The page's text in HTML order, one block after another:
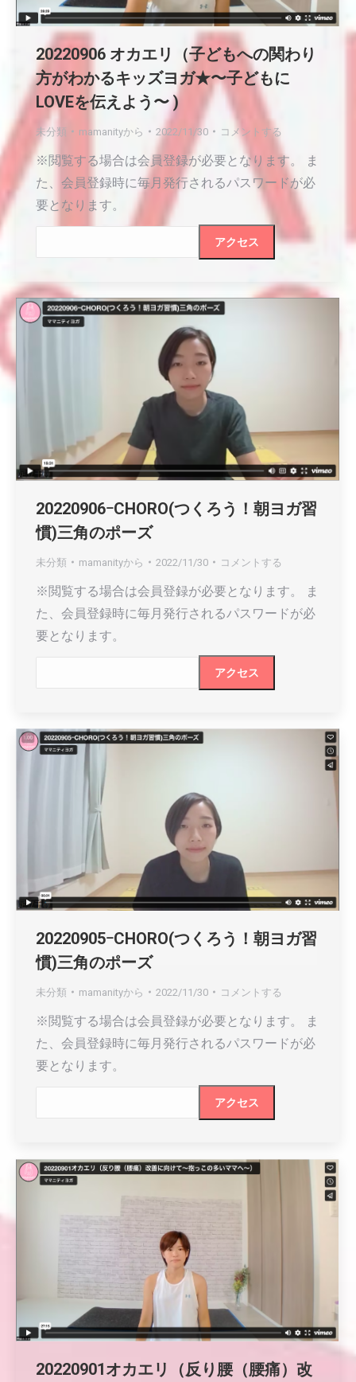
20220906 オカエリ（子どもへの関わり
方がわかるキッズヨガ★〜子どもに
LOVEを伝えよう〜 )
未分類 mamanityから 2022/11/30 コメントする
※閲覧する場合は会員登録が必要となります。 ま
た、会員登録時に毎月発行されるパスワードが必
要となります。
20220906ｰCHORO(つくろう！朝ヨガ習
慣)三角のポーズ
未分類 mamanityから 2022/11/30 コメントする
※閲覧する場合は会員登録が必要となります。 ま
た、会員登録時に毎月発行されるパスワードが必
要となります。
20220905ｰCHORO(つくろう！朝ヨガ習
慣)三角のポーズ
未分類 mamanityから 2022/11/30 コメントする
※閲覧する場合は会員登録が必要となります。 ま
た、会員登録時に毎月発行されるパスワードが必
要となります。
20220901オカエリ（反り腰（腰痛）改